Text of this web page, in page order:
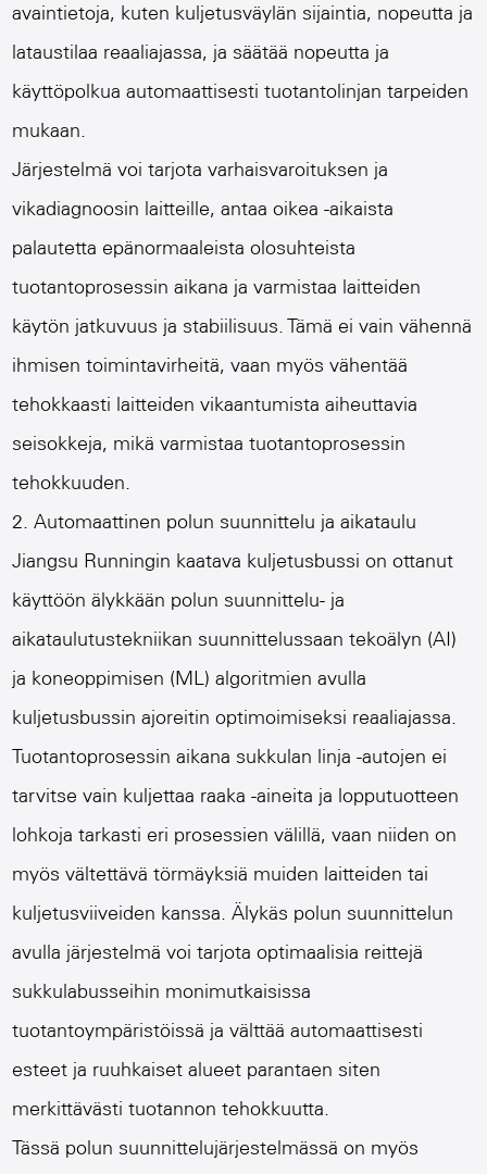
avaintietoja, kuten kuljetusväylän sijaintia, nopeutta ja
lataustilaa reaaliajassa, ja säätää nopeutta ja
käyttöpolkua automaattisesti tuotantolinjan tarpeiden
mukaan.
Järjestelmä voi tarjota varhaisvaroituksen ja
vikadiagnoosin laitteille, antaa oikea -aikaista
palautetta epänormaaleista olosuhteista
tuotantoprosessin aikana ja varmistaa laitteiden
käytön jatkuvuus ja stabiilisuus. Tämä ei vain vähennä
ihmisen toimintavirheitä, vaan myös vähentää
tehokkaasti laitteiden vikaantumista aiheuttavia
seisokkeja, mikä varmistaa tuotantoprosessin
tehokkuuden.
2. Automaattinen polun suunnittelu ja aikataulu
Jiangsu Runningin kaatava kuljetusbussi on ottanut
käyttöön älykkään polun suunnittelu- ja
aikataulutustekniikan suunnittelussaan tekoälyn (AI)
ja koneoppimisen (ML) algoritmien avulla
kuljetusbussin ajoreitin optimoimiseksi reaaliajassa.
Tuotantoprosessin aikana sukkulan linja -autojen ei
tarvitse vain kuljettaa raaka -aineita ja lopputuotteen
lohkoja tarkasti eri prosessien välillä, vaan niiden on
myös vältettävä törmäyksiä muiden laitteiden tai
kuljetusviiveiden kanssa. Älykäs polun suunnittelun
avulla järjestelmä voi tarjota optimaalisia reittejä
sukkulabusseihin monimutkaisissa
tuotantoympäristöissä ja välttää automaattisesti
esteet ja ruuhkaiset alueet parantaen siten
merkittävästi tuotannon tehokkuutta.
Tässä polun suunnittelujärjestelmässä on myös